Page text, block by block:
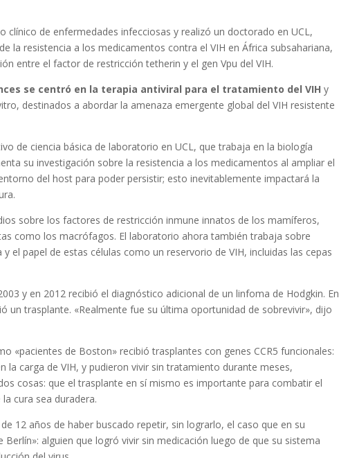
de enfermedades infecciosas y realizó un doctorado en UCL,
la resistencia a los medicamentos contra el VIH en África subsahariana,
entre el factor de restricción tetherin y el gen Vpu del VIH.
se centró en la terapia antiviral para el tratamiento del VIH y
destinados a abordar la amenaza emergente global del VIH resistente
de ciencia básica de laboratorio en UCL, que trabaja en la biología
su investigación sobre la resistencia a los medicamentos al ampliar el
del host para poder persistir; esto inevitablemente impactará la
sobre los factores de restricción inmune innatos de los mamíferos,
como los macrófagos. El laboratorio ahora también trabaja sobre
el papel de estas células como un reservorio de VIH, incluidas las cepas
y en 2012 recibió el diagnóstico adicional de un linfoma de Hodgkin. En
un trasplante. «Realmente fue su última oportunidad de sobrevivir», dijo
«pacientes de Boston» recibió trasplantes con genes CCR5 funcionales:
la carga de VIH, y pudieron vivir sin tratamiento durante meses,
cosas: que el trasplante en sí mismo es importante para combatir el
cura sea duradera.
12 años de haber buscado repetir, sin lograrlo, el caso que en su
alguien que logró vivir sin medicación luego de que su sistema